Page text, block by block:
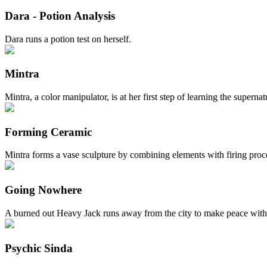
Dara - Potion Analysis
Dara runs a potion test on herself.
Mintra
Mintra, a color manipulator, is at her first step of learning the
Forming Ceramic
Mintra forms a vase sculpture by combining elements with firing
Going Nowhere
A burned out Heavy Jack runs away from the city to make peace
Psychic Sinda